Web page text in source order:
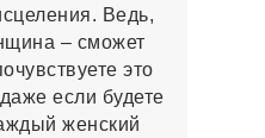
Ведь,
– сможет
это
если будете
женский